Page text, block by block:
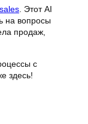
. Этот AI
на вопросы
продаж,
с
здесь!